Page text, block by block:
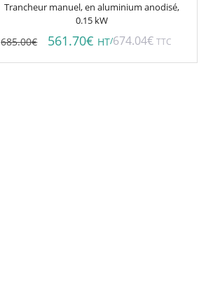
Trancheur manuel, en aluminium anodisé,
0.15 kW
685.00€ 561.70€ HT/674.04€ TTC